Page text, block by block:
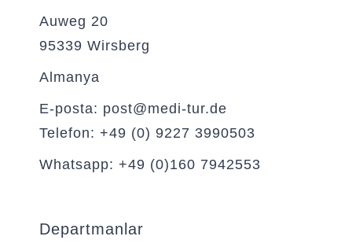
Auweg 20
95339 Wirsberg
Almanya
E-posta: post@medi-tur.de
Telefon: +49 (0) 9227 3990503
Whatsapp: +49 (0)160 7942553
Departmanlar